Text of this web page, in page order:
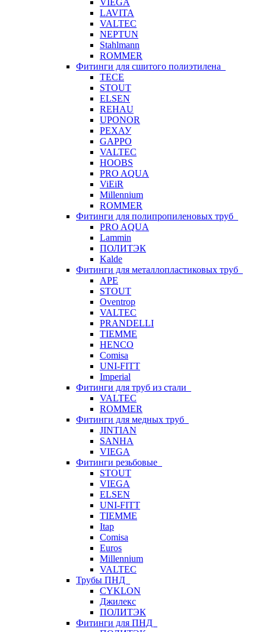
VIEGA
LAVITA
VALTEC
NEPTUN
Stahlmann
ROMMER
Фитинги для сшитого полиэтилена
TECE
STOUT
ELSEN
REHAU
UPONOR
РЕХАУ
GAPPO
VALTEC
HOOBS
PRO AQUA
ViEiR
Millennium
ROMMER
Фитинги для полипропиленовых труб
PRO AQUA
Lammin
ПОЛИТЭК
Kalde
Фитинги для металлопластиковых труб
APE
STOUT
Oventrop
VALTEC
PRANDELLI
TIEMME
HENCO
Comisa
UNI-FITT
Imperial
Фитинги для труб из стали
VALTEC
ROMMER
Фитинги для медных труб
JINTIAN
SANHA
VIEGA
Фитинги резьбовые
STOUT
VIEGA
ELSEN
UNI-FITT
TIEMME
Itap
Comisa
Euros
Millennium
VALTEC
Трубы ПНД
CYKLON
Джилекс
ПОЛИТЭК
Фитинги для ПНД